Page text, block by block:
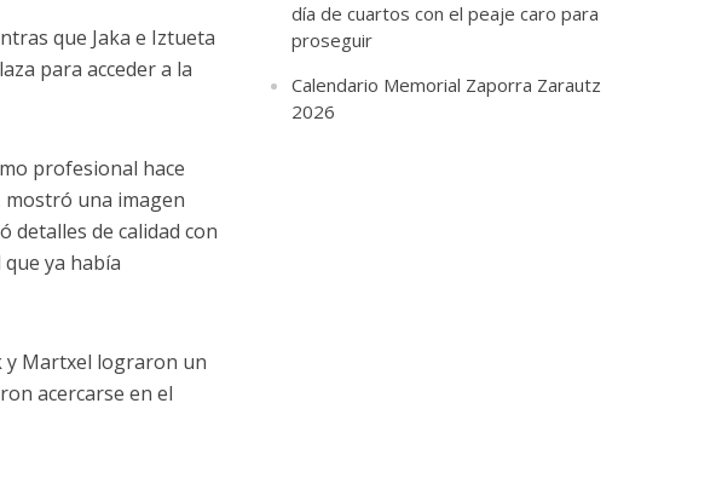
que Jaka e Iztueta
para acceder a la
profesional hace
mostró una imagen
detalles de calidad con
ya había
y Martxel lograron un
acercarse en el
día de cuartos con el peaje caro para
proseguir
Calendario Memorial Zaporra Zarautz
2026